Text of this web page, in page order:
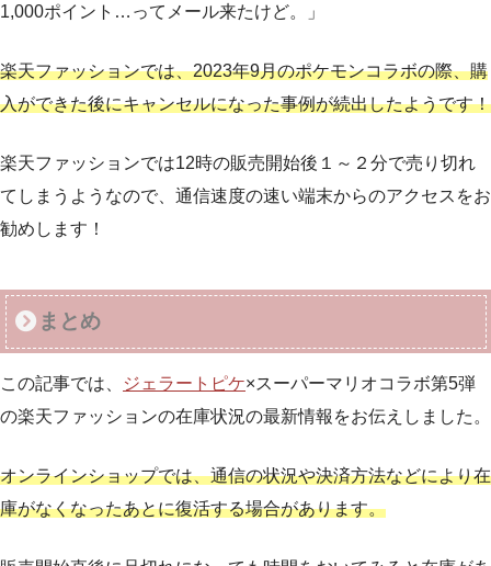
1,000ポイント…ってメール来たけど。」
楽天ファッションでは、2023年9月のポケモンコラボの際、購
入ができた後にキャンセルになった事例が続出したようです！
楽天ファッションでは12時の販売開始後１～２分で売り切れ
てしまうようなので、通信速度の速い端末からのアクセスをお
勧めします！
まとめ
この記事では、 ジェラートピケ×スーパーマリオコラボ第5弾
の楽天ファッションの在庫状況の最新情報をお伝えしました。
オンラインショップでは、通信の状況や決済方法などにより在
庫がなくなったあとに復活する場合があります。